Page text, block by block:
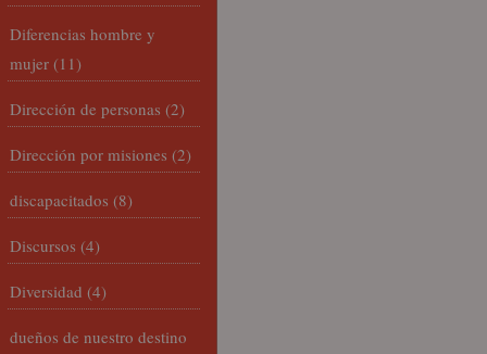
Diferencias hombre y
mujer (11)
Dirección de personas (2)
Dirección por misiones (2)
discapacitados (8)
Discursos (4)
Diversidad (4)
dueños de nuestro destino